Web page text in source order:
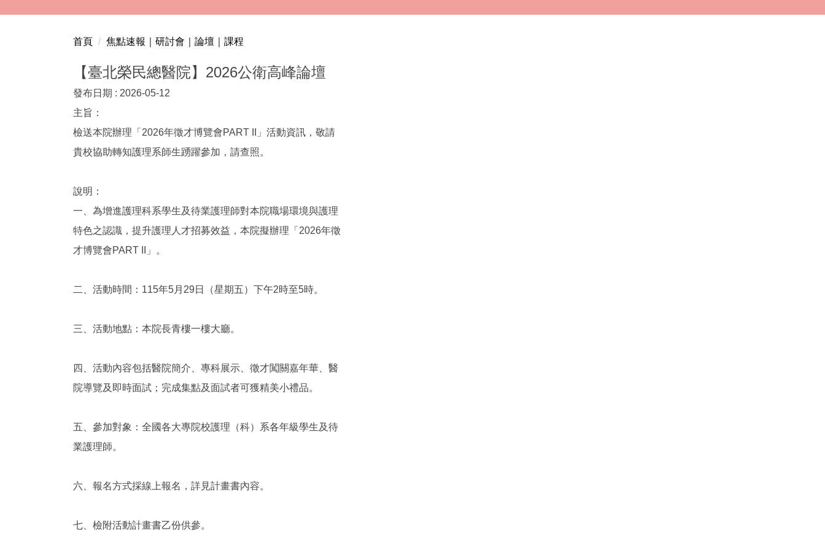
首頁 焦點速報｜研討會｜論壇｜課程
【臺北榮民總醫院】2026公衛高峰論壇
發布日期 : 2026-05-12
主旨：
檢送本院辦理「2026年徵才博覽會PART II」活動資訊，敬請
貴校協助轉知護理系師生踴躍參加，請查照。
說明：
一、為增進護理科系學生及待業護理師對本院職場環境與護理
特色之認識，提升護理人才招募效益，本院擬辦理「2026年徵
才博覽會PART II」。
二、活動時間：115年5月29日（星期五）下午2時至5時。
三、活動地點：本院長青樓一樓大廳。
四、活動內容包括醫院簡介、專科展示、徵才闖關嘉年華、醫
院導覽及即時面試；完成集點及面試者可獲精美小禮品。
五、參加對象：全國各大專院校護理（科）系各年級學生及待
業護理師。
六、報名方式採線上報名，詳見計畫書內容。
七、檢附活動計畫書乙份供參。